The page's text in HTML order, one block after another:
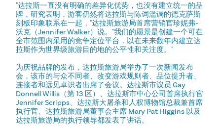
"达拉斯一直没有明确的差异化优势，也没有建立统一的品
牌，研究表明，游客仍然将达拉斯与陈词滥调的德克萨斯
刻板印象联系在一起，"达拉斯旅游局首席营销官珍妮弗-
沃克（Jennifer Walker）说。"我们的愿景是创建一个可在
全市范围内采用的竞争定位平台，以在未来数年内建立达
拉斯作为世界级旅游目的地的公平性和关注度。"
为庆祝品牌的发布，达拉斯旅游局举办了一次新闻发布
会，该市的与众不同者、改变游戏规则者、品位提升者、
连接者和远见卓识者出席了会议。达拉斯市议员 Gay
Donnell Willis（第 13 区）、达拉斯市中心公司首席执行官
Jennifer Scripps、达拉斯大屠杀和人权博物馆总裁兼首席
执行官、达拉斯旅游局董事会主席 Mary Pat Higgins 以及
达拉斯旅游局的执行领导都发表了讲话。